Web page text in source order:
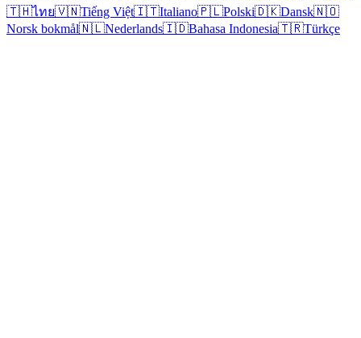
🇹🇭ไทย🇻🇳Tiếng Việt🇮🇹Italiano🇵🇱Polski🇩🇰Dansk🇳🇴
Norsk bokmål🇳🇱Nederlands🇮🇩Bahasa Indonesia🇹🇷Türkçe